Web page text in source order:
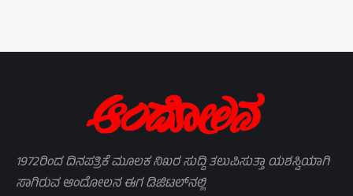
1972ರಿಂದ ದಿನಪತ್ರಿಕೆ ಮೂಲಕ ನಿಖರ ಸುದ್ದಿ ತಲುಪಿಸುತ್ತಾ ಯಶಸ್ವಿಯಾಗಿ
ಸಾಗಿರುವ ಆಂದೋಲನ ಈಗ ಡಿಜಿಟಲ್‌ನಲ್ಲಿ